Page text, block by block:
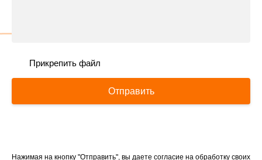
Прикрепить файл
Отправить
Нажимая на кнопку "Отправить", вы даете согласие на обработку своих